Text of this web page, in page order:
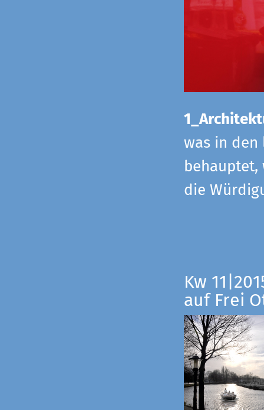
was in den
die
Kw
auf Frei